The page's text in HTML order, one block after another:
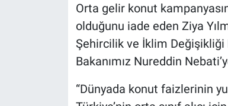
Orta gelir konut
olduğunu iade eden Ziya
Şehircilik ve İklim Değişikliği
Bakanımız Nureddin
“Dünyada konut faizlerinin